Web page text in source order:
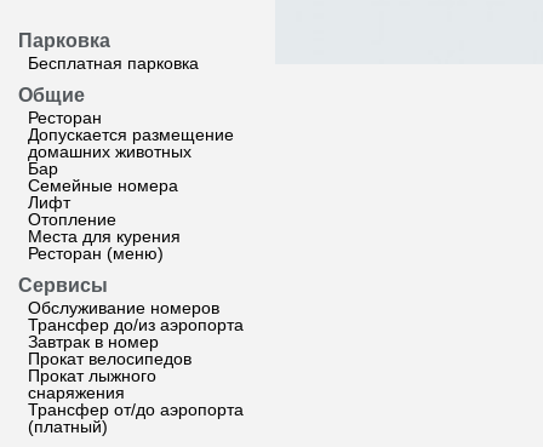
Парковка
Бесплатная парковка
Общие
Ресторан
Допускается размещение
домашних животных
Бар
Семейные номера
Лифт
Отопление
Места для курения
Ресторан (меню)
Сервисы
Обслуживание номеров
Трансфер до/из аэропорта
Завтрак в номер
Прокат велосипедов
Прокат лыжного
снаряжения
Трансфер от/до аэропорта
(платный)